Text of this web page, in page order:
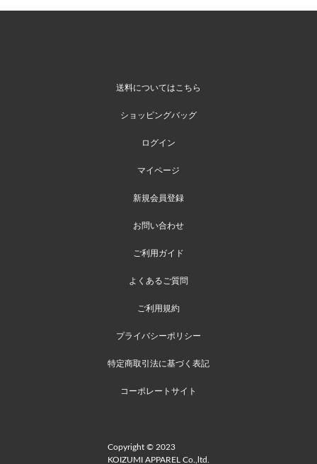
送料についてはこちら
ショッピングバッグ
ログイン
マイページ
新規会員登録
お問い合わせ
ご利用ガイド
よくあるご質問
ご利用規約
プライバシーポリシー
特定商取引法に基づく表記
コーポレートサイト
Copyright © 2023
KOIZUMI APPAREL Co.,ltd.